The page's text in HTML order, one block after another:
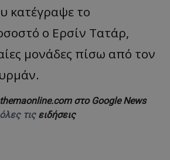
κατέγραψε το
ο Ερσίν Τατάρ,
μονάδες πίσω από τον
στο Google News
τις ειδήσεις